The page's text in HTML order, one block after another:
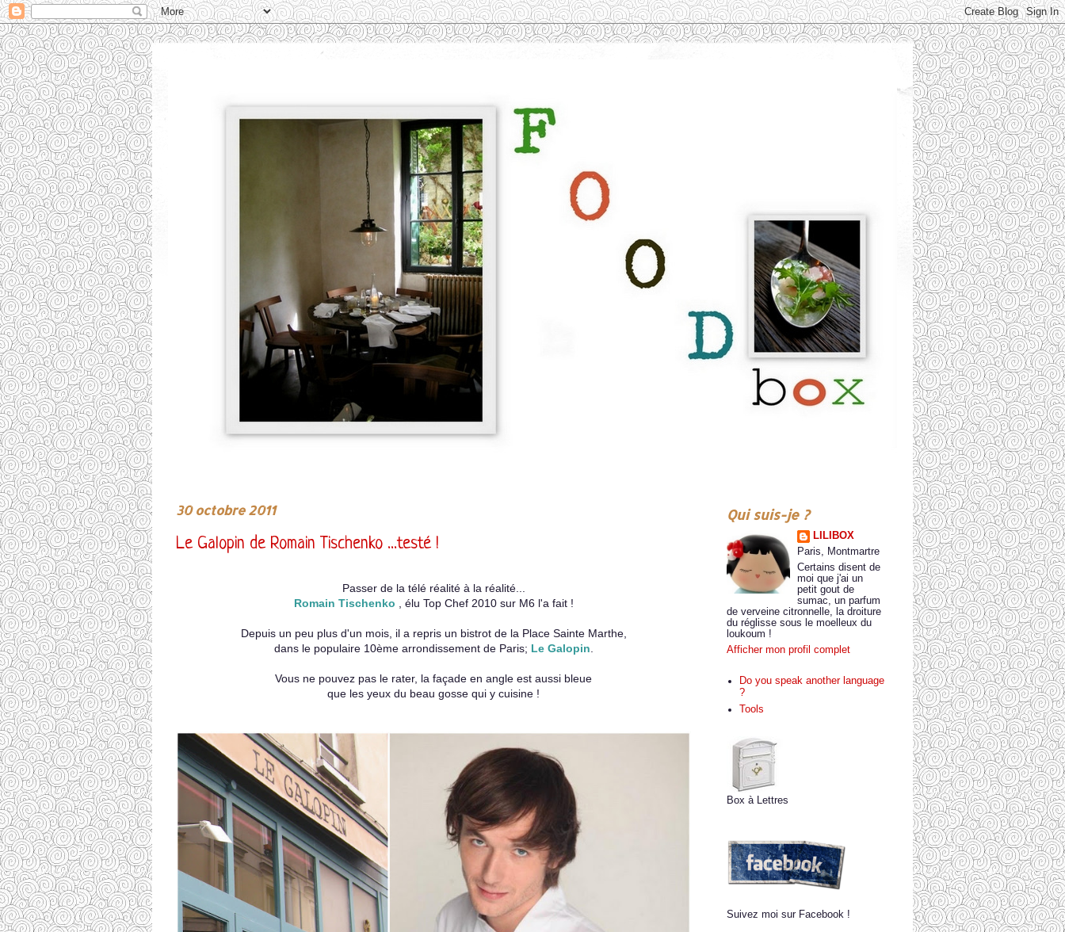
30 octobre 2011
Le Galopin de Romain Tischenko ...testé !
Passer de la télé réalité à la réalité...
Romain Tischenko , élu Top Chef 2010 sur M6 l'a fait !
Depuis un peu plus d'un mois, il a repris un bistrot de la Place Sainte Marthe,
dans le populaire 10ème arrondissement de Paris; Le Galopin
Vous ne pouvez pas le rater, la façade en angle est aussi bleue
que les yeux du beau gosse qui y cuisine !
Qui suis-je ?
LILIBOX
Paris, Montmartre
Certains disent de
moi que j'ai un
petit gout de
sumac, un parfum
de verveine citronnelle, la droiture
du réglisse sous le moelleux du
loukoum !
Afficher mon profil complet
Do you speak another language
?
Tools
Box à Lettres
Suivez moi sur Facebook !